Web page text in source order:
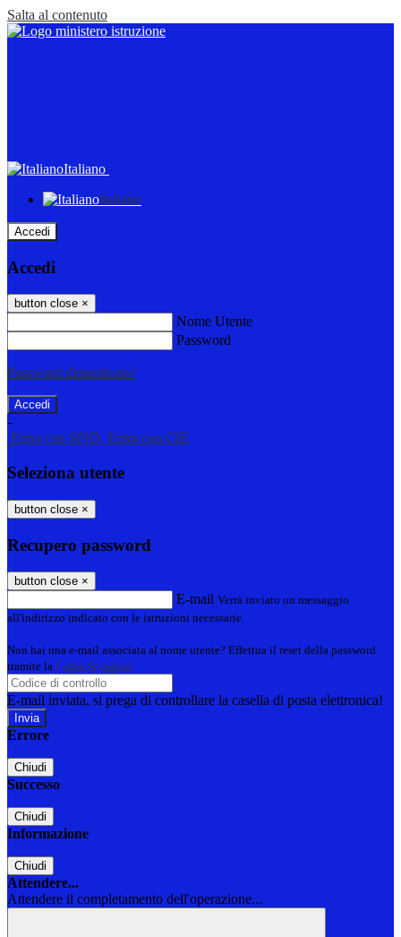
Salta al contenuto
Italiano
Italiano
Accedi
Accedi
button close ×
Nome Utente
Password
Password dimenticata?
-
Entra con SPID Entra con CIE
Seleziona utente
button close ×
Recupero password
button close ×
E-mail Verrà inviato un messaggio
all'indirizzo indicato con le istruzioni necessarie.
Non hai una e-mail associata al nome utente? Effettua il reset della password
tramite la Login Spaggiari
E-mail inviata, si prega di controllare la casella di posta elettronica!
Errore
Chiudi
Successo
Chiudi
Informazione
Chiudi
Attendere...
Attendere il completamento dell'operazione...